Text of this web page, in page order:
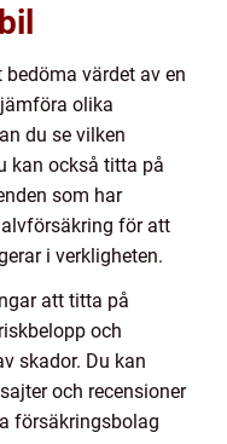
värdet av en
olika
du se vilken
kan också titta på
som har
för att
i verkligheten.
att titta på
och
skador. Du kan
och recensioner
försäkringsbolag